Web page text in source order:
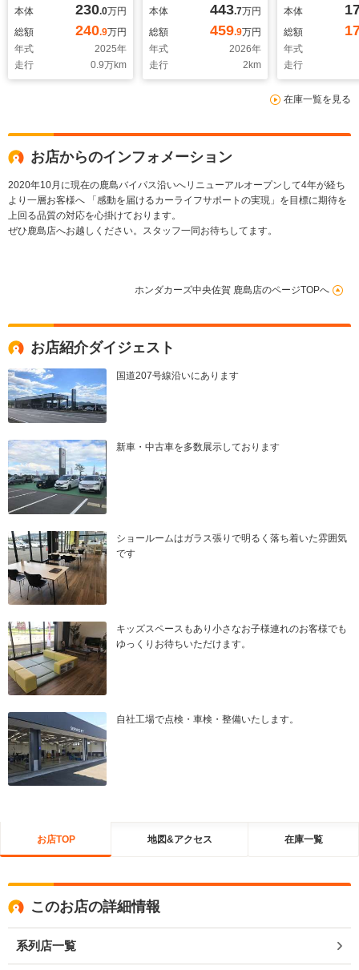
本体 230.0万円
総額
240.9万円
年式
2025年
走行
0.9万km
本体 443.7万円
総額
459.9万円
年式
2026年
走行
2km
ラ 片側連動
ドア
本体
総額
年式
走行
在庫一覧を見る
お店からのインフォメーション
2020年10月に現在の鹿島バイパス沿いへリニューアルオープンして4年が経ち
より一層お客様へ 「感動を届けるカーライフサポートの実現」を目標に期待を
上回る品質の対応を心掛けております。
ぜひ鹿島店へお越しください。スタッフ一同お待ちしてます。
ホンダカーズ中央佐賀 鹿島店のページTOPへ
お店紹介ダイジェスト
国道207号線沿いにあります
新車・中古車を多数展示しております
ショールームはガラス張りで明るく落ち着いた雰囲気
です
キッズスペースもあり小さなお子様連れのお客様でも
ゆっくりお待ちいただけます。
自社工場で点検・車検・整備いたします。
お店TOP 地図&アクセス 在庫一覧
このお店の詳細情報
系列店一覧